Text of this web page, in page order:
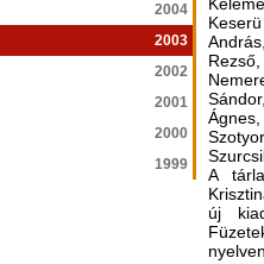
2004
2003
2002
2001
2000
1999
A
új